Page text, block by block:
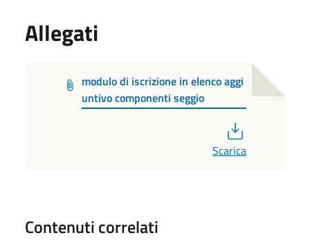
Allegati
modulo di iscrizione in elenco aggi
untivo componenti seggio
Scarica
Contenuti correlati